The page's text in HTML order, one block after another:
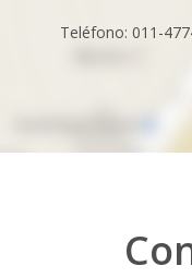
Teléfono: 011-